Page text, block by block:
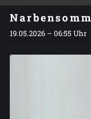
19.05.2026 – 06:55 Uhr